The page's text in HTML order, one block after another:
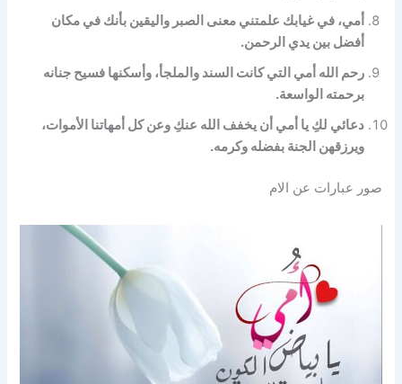
أمي، في غيابك علمتني معنى الصبر واليقين بأنك في مكان
أفضل بين يدي الرحمن.
رحم الله أمي التي كانت السند والملجأ، وأسكنها فسيح جنانه
برحمته الواسعة.
دعائي لكِ يا أمي أن يخفف الله عنكِ وعن كل أمهاتنا الأموات،
ويرزقهن الجنة بفضله وكرمه.
صور عبارات عن الام